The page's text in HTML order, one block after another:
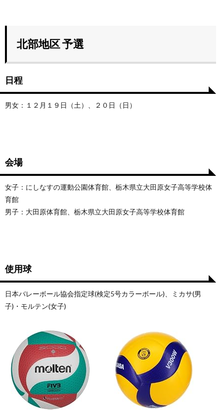
北部地区 予選
日程
男女：１２月１９日（土）、２０日（日）
会場
女子：にしなすの運動公園体育館、栃木県立大田原女子高等学校体
育館
男子：大田原体育館、栃木県立大田原女子高等学校体育館
使用球
日本バレーボール協会指定球(検定5号カラーボール)、ミカサ(男
子)・モルテン(女子)